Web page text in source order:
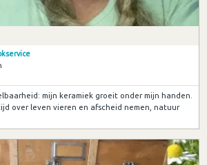
mijn keramiek groeit onder mijn handen.
over leven vieren en afscheid nemen, natuur